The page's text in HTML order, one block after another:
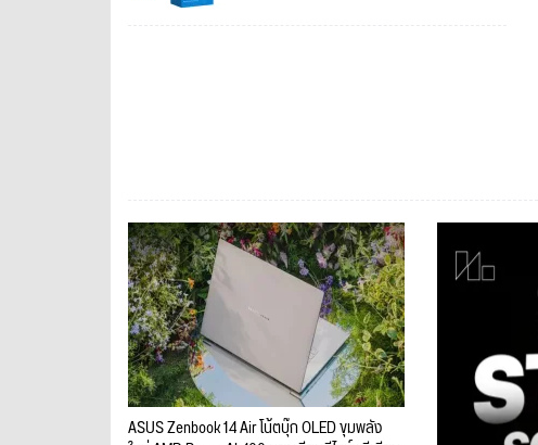
ASUS Zenbook 14 Air โน้ตบุ๊ก OLED ขุมพลัง